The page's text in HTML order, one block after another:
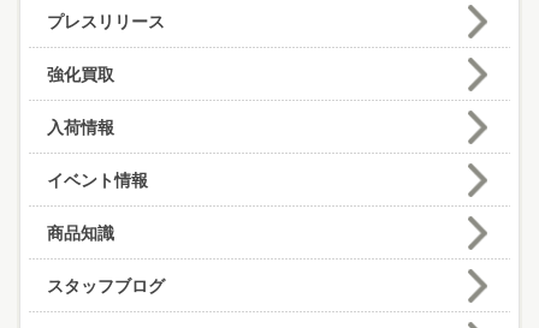
プレスリリース
強化買取
入荷情報
イベント情報
商品知識
スタッフブログ